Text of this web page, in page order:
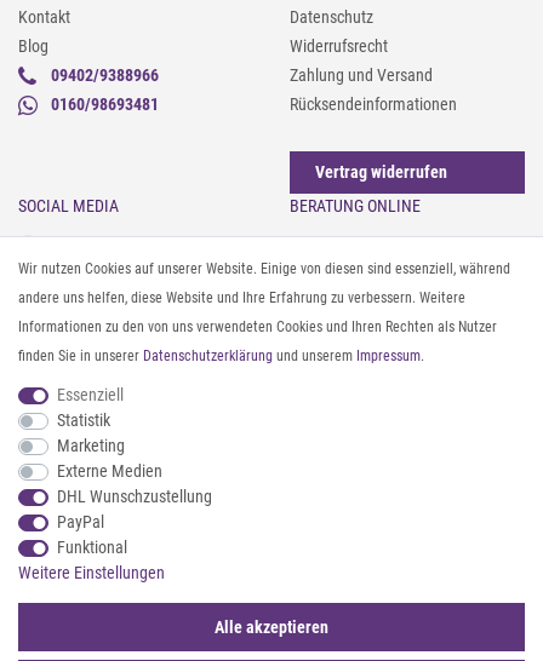
Kontakt
Blog
09402/9388966
0160/98693481
Datenschutz
Widerrufsrecht
Zahlung und Versand
Rücksendeinformationen
Vertrag widerrufen
SOCIAL MEDIA
Facebook
Pinterest
Twitter
Youtube
Threads
BERATUNG ONLINE
Sonnenbrillen & UV-Schutz
Textilpflege
Textil- und Material-Guide
Geldbörse richtig organisieren
ZAHLUNG & VERSAND
Wir nutzen Cookies auf unserer Website. Einige von diesen sind essenziell, während
andere uns helfen, diese Website und Ihre Erfahrung zu verbessern. Weitere
Informationen zu den von uns verwendeten Cookies und Ihren Rechten als Nutzer
finden Sie in unserer Daten­schutz­erklärung und unserem Impressum.
Essenziell
Statistik
Marketing
Externe Medien
DHL Wunschzustellung
PayPal
Funktional
Weitere Einstellungen
Alle akzeptieren